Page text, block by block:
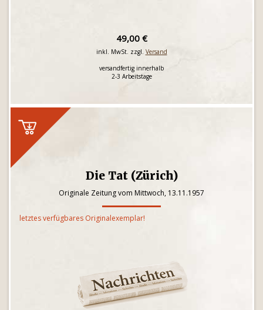
49,00 €
inkl. MwSt. zzgl. Versand
versandfertig innerhalb
2-3 Arbeitstage
Die Tat (Zürich)
Originale Zeitung vom Mittwoch, 13.11.1957
letztes verfügbares Originalexemplar!